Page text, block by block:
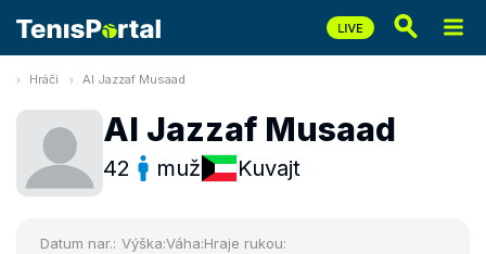
Hráči Al Jazzaf Musaad
Al Jazzaf Musaad
42 muž Kuvajt
Datum nar.: Výška:Váha:Hraje rukou: